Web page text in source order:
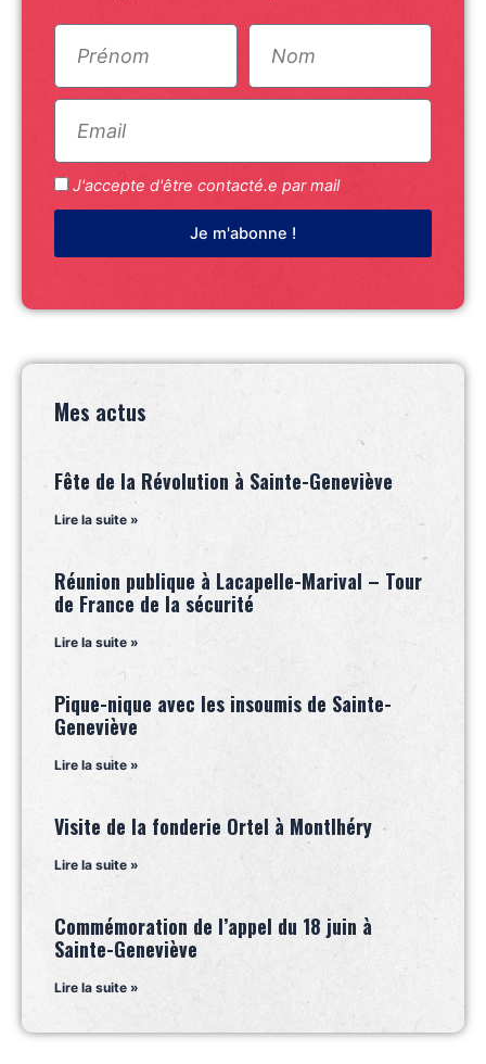
J'accepte d'être contacté.e par mail
Je m'abonne !
Mes actus
Fête de la Révolution à Sainte-Geneviève
Lire la suite »
Réunion publique à Lacapelle-Marival – Tour
de France de la sécurité
Lire la suite »
Pique-nique avec les insoumis de Sainte-
Geneviève
Lire la suite »
Visite de la fonderie Ortel à Montlhéry
Lire la suite »
Commémoration de l’appel du 18 juin à
Sainte-Geneviève
Lire la suite »